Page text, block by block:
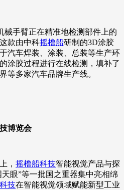
手臂正在精准地检测部件上的
款由中科摇橹船研制的3D涂胶
汽车焊装、涂装、总装等生产环
涂胶过程进行在线检测，填补了
等多家汽车品牌生产线。
博览会
， 摇橹船科技智能视觉产品与探
眼”等一批国之重器集中亮相绵
技在智能视觉领域赋能新型工业